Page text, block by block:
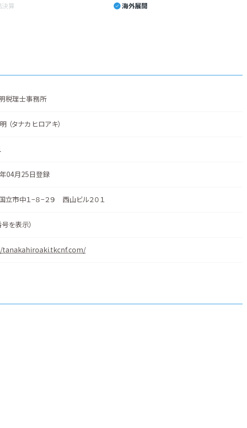
決算
海外展開
税理士事務所
（タナカ ヒロアキ）
04月25日登録
立市中１−８−２９ 西山ビル２０１
を表示）